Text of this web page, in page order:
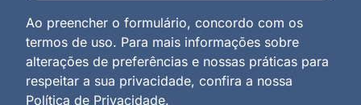
Ao preencher o formulário, concordo com os
termos de uso. Para mais informações sobre
alterações de preferências e nossas práticas para
respeitar a sua privacidade, confira a nossa
Política de Privacidade.